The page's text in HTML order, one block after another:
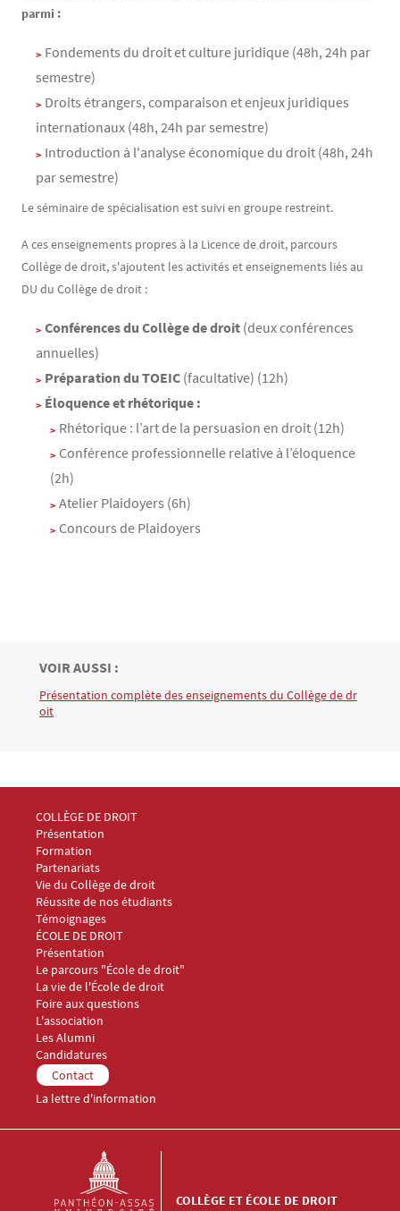
parmi :
Fondements du droit et culture juridique (48h, 24h par
semestre)
Droits étrangers, comparaison et enjeux juridiques
internationaux (48h, 24h par semestre)
Introduction à l'analyse économique du droit (48h, 24h
par semestre)
Le séminaire de spécialisation est suivi en groupe restreint.
A ces enseignements propres à la Licence de droit, parcours
Collège de droit, s'ajoutent les activités et enseignements liés au
DU du Collège de droit :
Conférences du Collège de droit (deux conférences
annuelles)
Préparation du TOEIC (facultative) (12h)
Éloquence et rhétorique :
Rhétorique : l’art de la persuasion en droit (12h)
Conférence professionnelle relative à l’éloquence
(2h)
Atelier Plaidoyers (6h)
Concours de Plaidoyers
Bloc(s) libre(s)
TITRE
VOIR AUSSI :
Texte
Présentation complète des enseignements du Collège de dr
oit
Menu Footer Collège et École de droit 1
COLLÈGE DE DROIT
Présentation
Formation
Partenariats
Vie du Collège de droit
Réussite de nos étudiants
Témoignages
Menu Footer Collège et École de droit 2
ÉCOLE DE DROIT
Présentation
Le parcours "École de droit"
La vie de l'École de droit
Foire aux questions
Menu Footer Collège et École de droit 3
L'association
Les Alumni
Menu Footer Collège et École de droit 4
Candidatures
Menu Footer Collège et École de droit 5
Contact
La lettre d'information
COLLÈGE ET ÉCOLE DE DROIT